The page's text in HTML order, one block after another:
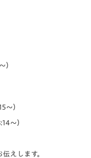
）
～）
～）
えします。